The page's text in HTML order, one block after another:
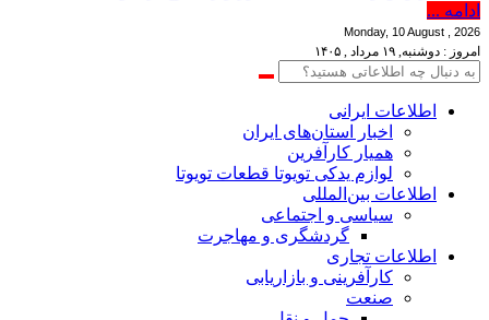
ادامه ...
Monday, 10 August , 2026
امروز : دوشنبه, ۱۹ مرداد , ۱۴۰۵
اطلاعات‌ ‎ایرانی
اخبار استان‌های ایران
همیار کارآفرین
لوازم یدکی تویوتا قطعات تویوتا
اطلاعات بین‌المللی
سیاسی و اجتماعی
گردشگری و مهاجرت
اطلاعات تجاری
کارآفرینی و بازاریابی
صنعت